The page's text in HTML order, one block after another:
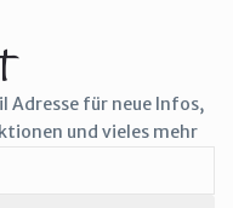
Adresse für neue Infos,
und vieles mehr